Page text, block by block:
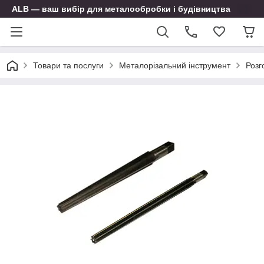
ALB — ваш вибір для металообробки і будівництва
Товари та послуги Металорізальний інструмент